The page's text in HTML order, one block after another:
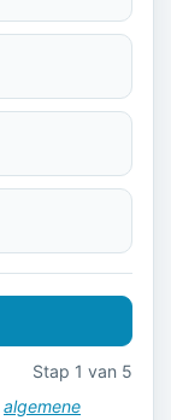
Stap 1 van 5
algemene